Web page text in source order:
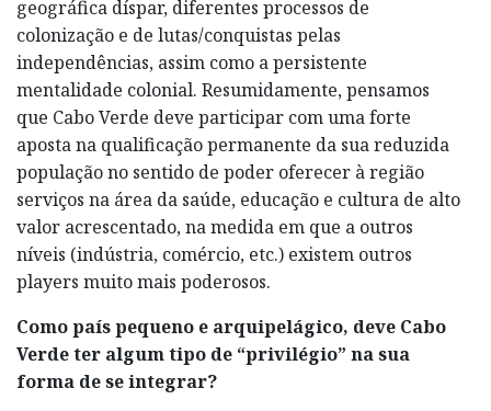
geográfica díspar, diferentes processos de
colonização e de lutas/conquistas pelas
independências, assim como a persistente
mentalidade colonial. Resumidamente, pensamos
que Cabo Verde deve participar com uma forte
aposta na qualificação permanente da sua reduzida
população no sentido de poder oferecer à região
serviços na área da saúde, educação e cultura de alto
valor acrescentado, na medida em que a outros
níveis (indústria, comércio, etc.) existem outros
players muito mais poderosos.
Como país pequeno e arquipelágico, deve Cabo
Verde ter algum tipo de “privilégio” na sua
forma de se integrar?